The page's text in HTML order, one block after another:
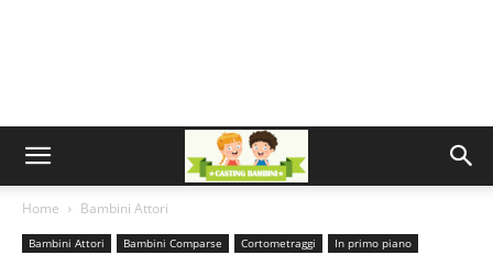
Home Bambini Attori
Bambini Attori Bambini Comparse Cortometraggi
In primo piano